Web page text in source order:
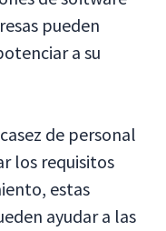
pueden
a su
de personal
los requisitos
estas
ayudar a las